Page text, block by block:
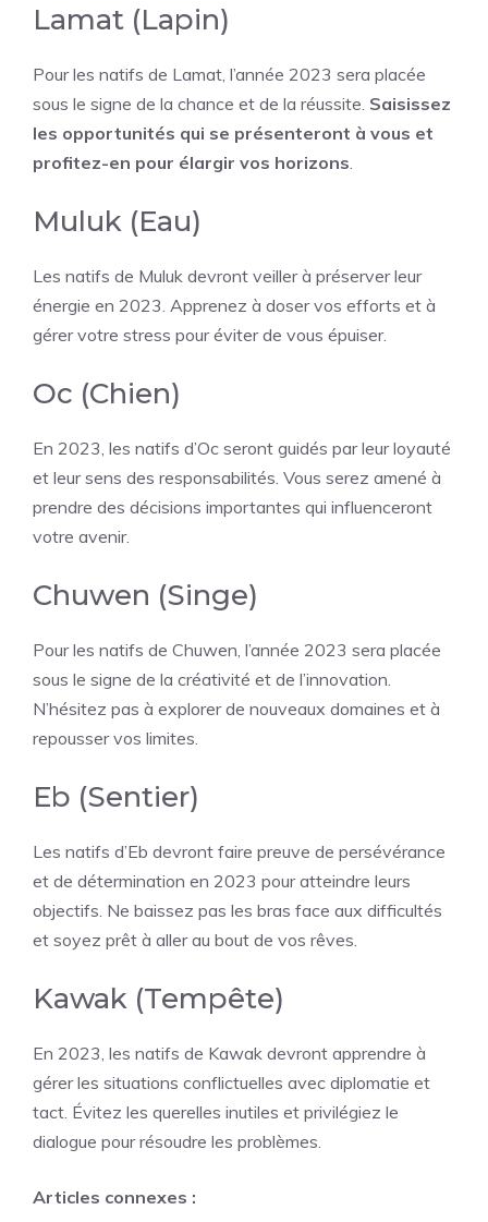
Lamat (Lapin)
Pour les natifs de Lamat, l’année 2023 sera placée
sous le signe de la chance et de la réussite. Saisissez
les opportunités qui se présenteront à vous et
profitez-en pour élargir vos horizons
Muluk (Eau)
Les natifs de Muluk devront veiller à préserver leur
énergie en 2023. Apprenez à doser vos efforts et à
gérer votre stress pour éviter de vous épuiser.
Oc (Chien)
En 2023, les natifs d’Oc seront guidés par leur loyauté
et leur sens des responsabilités. Vous serez amené à
prendre des décisions importantes qui influenceront
votre avenir.
Chuwen (Singe)
Pour les natifs de Chuwen, l’année 2023 sera placée
sous le signe de la créativité et de l’innovation.
N’hésitez pas à explorer de nouveaux domaines et à
repousser vos limites.
Eb (Sentier)
Les natifs d’Eb devront faire preuve de persévérance
et de détermination en 2023 pour atteindre leurs
objectifs. Ne baissez pas les bras face aux difficultés
et soyez prêt à aller au bout de vos rêves.
Kawak (Tempête)
En 2023, les natifs de Kawak devront apprendre à
gérer les situations conflictuelles avec diplomatie et
tact. Évitez les querelles inutiles et privilégiez le
dialogue pour résoudre les problèmes.
Articles connexes :